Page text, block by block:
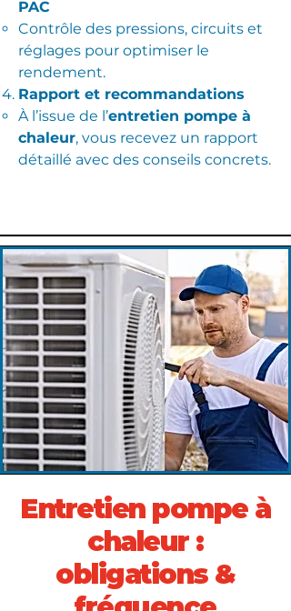
PAC
Contrôle des pressions, circuits et
réglages pour optimiser le
rendement.
Rapport et recommandations
À l’issue de l’entretien pompe à
chaleur, vous recevez un rapport
détaillé avec des conseils concrets.
Entretien pompe à
chaleur :
obligations &